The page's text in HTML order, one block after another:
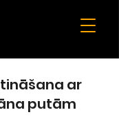
ar
putām